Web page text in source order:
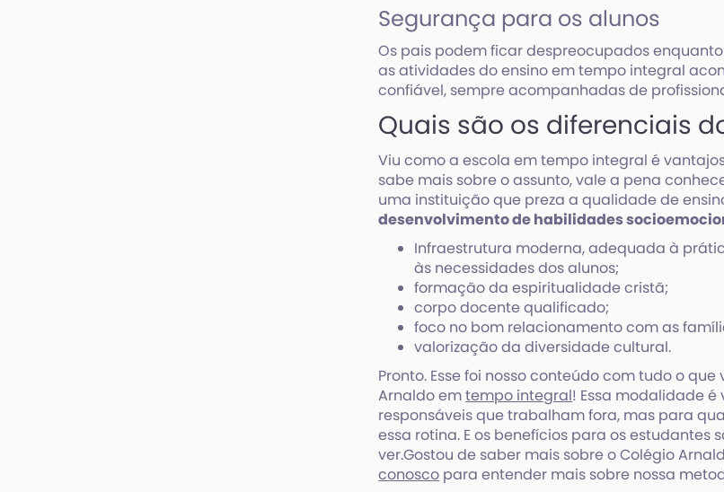
Segurança para os alunos
Os pais podem ficar despreocupados
as atividades do ensino em tempo integral
confiável, sempre acompanhadas de
Quais são os diferenciais
Viu como a escola em tempo integral é
sabe mais sobre o assunto, vale a pena
uma instituição que preza a qualidade de
desenvolvimento de habilidades
Infraestrutura moderna, adequada à
às necessidades dos alunos;
formação da espiritualidade cristã;
corpo docente qualificado;
foco no bom relacionamento com as
valorização da diversidade cultural.
Pronto. Esse foi nosso conteúdo com tudo o
Arnaldo emtempo integral! Essa modalidade
responsáveis que trabalham fora, mas para
essa rotina. E os benefícios para os estudantes
ver.Gostou de saber mais sobre o Colégio
conosco para entender mais sobre nossa